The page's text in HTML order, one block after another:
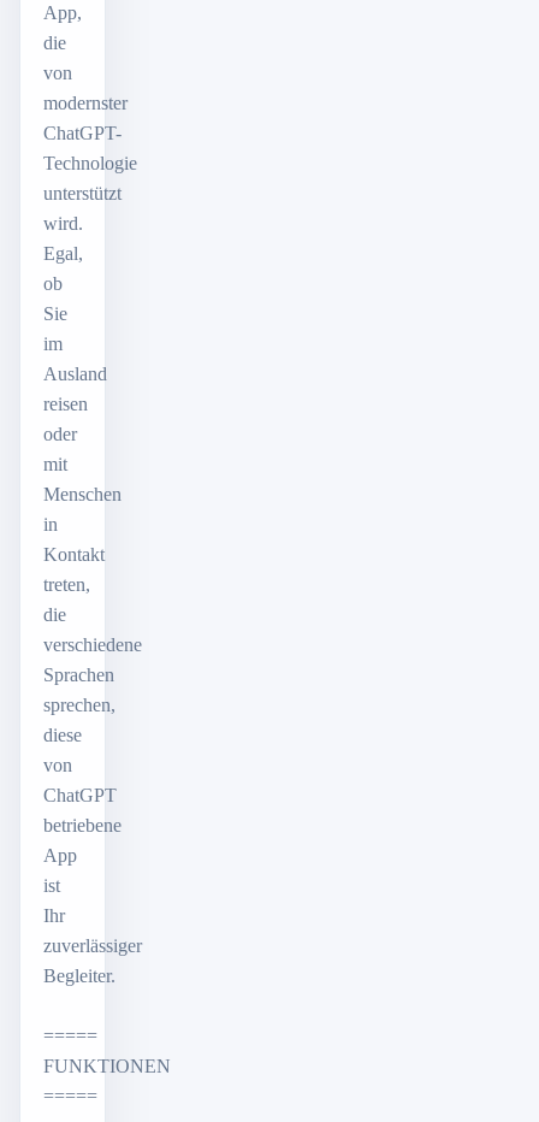
App,
die
von
modernster
ChatGPT-
Technologie
unterstützt
wird.
Egal,
ob
Sie
im
Ausland
reisen
oder
mit
Menschen
in
Kontakt
treten,
die
verschiedene
Sprachen
sprechen,
diese
von
ChatGPT
betriebene
App
ist
Ihr
zuverlässiger
Begleiter.
=====
FUNKTIONEN
=====